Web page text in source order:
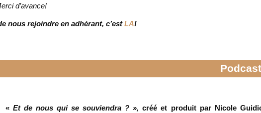
d’avance!
nous rejoindre en adhérant, c’estLA!
Podcast
« Et de nous qui se souviendra ? »,créé et produit par Nicole